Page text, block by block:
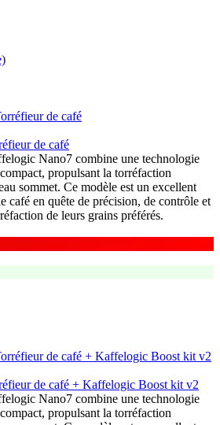
de café
Nano7 combine une technologie
propulsant la torréfaction
sommet. Ce modèle est un excellent
café en quête de précision, de contrôle et
de leurs grains préférés.
de café + Kaffelogic Boost kit v2
Nano7 combine une technologie
propulsant la torréfaction